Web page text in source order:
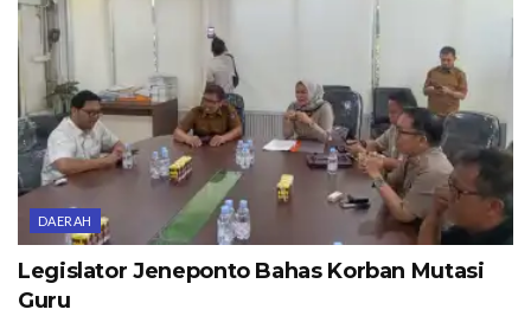
DAERAH
Legislator Jeneponto Bahas Korban Mutasi
Guru